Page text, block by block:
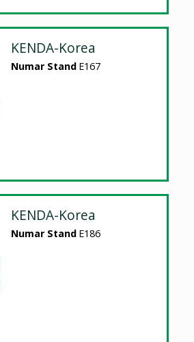
KENDA-Korea
Numar Stand E167
KENDA-Korea
Numar Stand E186